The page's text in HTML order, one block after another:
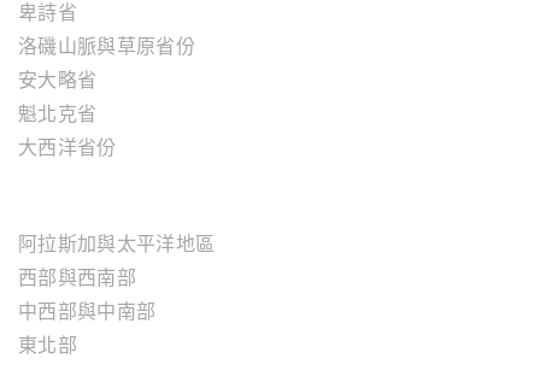
卑詩省
洛磯山脈與草原省份
安大略省
魁北克省
大西洋省份
阿拉斯加與太平洋地區
西部與西南部
中西部與中南部
東北部